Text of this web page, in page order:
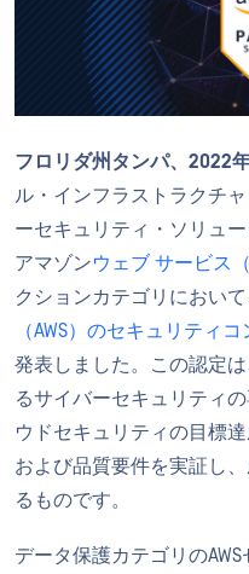
フロリダ州タンパ、2022
ル・インフラストラクチ
ーセキュリティ・ソリュ
アマゾンウェブ サービス（
クションカテゴリにおいて
（AWS）のセキュリティ
発表しました。この認定は
るサイバーセキュリティ
ウドセキュリティの目標
および品質要件を実証し
るものです。
データ保護カテゴリの